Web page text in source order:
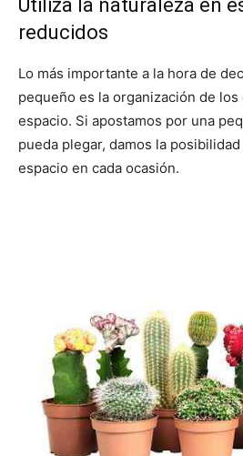
Utiliza la naturaleza en
reducidos
Lo más importante a la hora de
pequeño es la organización de
espacio. Si apostamos por una
pueda plegar, damos la
espacio en cada ocasión.